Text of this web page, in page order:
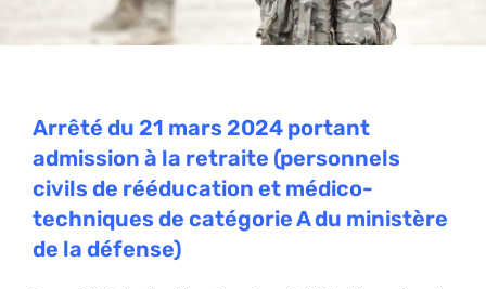
Arrêté du 21 mars 2024 portant
admission à la retraite (personnels
civils de rééducation et médico-
techniques de catégorie A du ministère
de la défense)